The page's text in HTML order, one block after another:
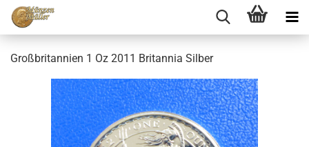
Großbritannien 1 Oz 2011 Britannia Silber